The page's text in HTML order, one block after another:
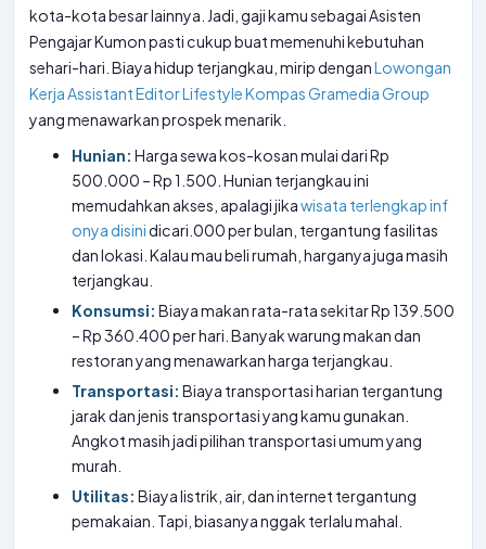
kota-kota besar lainnya. Jadi, gaji kamu sebagai Asisten
Pengajar Kumon pasti cukup buat memenuhi kebutuhan
sehari-hari. Biaya hidup terjangkau, mirip denganLowongan
Kerja Assistant Editor Lifestyle Kompas Gramedia Group
yang menawarkan prospek menarik.
Hunian: Harga sewa kos-kosan mulai dari Rp
500.000 – Rp 1.500. Hunian terjangkau ini
memudahkan akses, apalagi jikawisata terlengkap inf
onya disinidicari.000 per bulan, tergantung fasilitas
dan lokasi. Kalau mau beli rumah, harganya juga masih
terjangkau.
Konsumsi: Biaya makan rata-rata sekitar Rp 139.500
– Rp 360.400 per hari. Banyak warung makan dan
restoran yang menawarkan harga terjangkau.
Transportasi: Biaya transportasi harian tergantung
jarak dan jenis transportasi yang kamu gunakan.
Angkot masih jadi pilihan transportasi umum yang
murah.
Utilitas: Biaya listrik, air, dan internet tergantung
pemakaian. Tapi, biasanya nggak terlalu mahal.